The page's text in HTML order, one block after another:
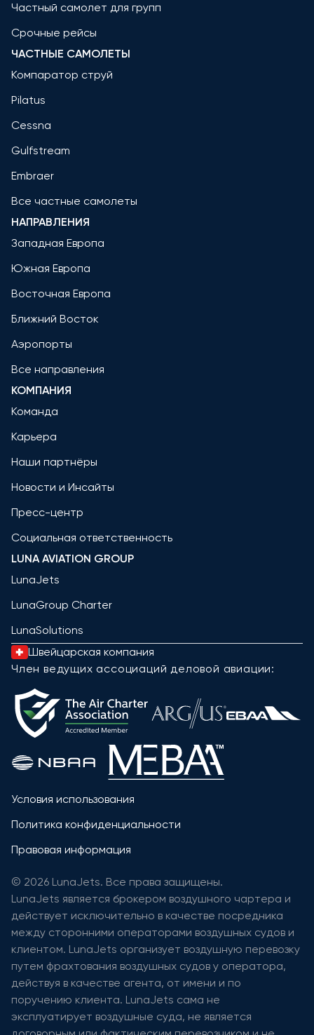
Частный самолет для групп
Срочные рейсы
ЧАСТНЫЕ САМОЛЕТЫ
Компаратор струй
Pilatus
Cessna
Gulfstream
Embraer
Все частные самолеты
НАПРАВЛЕНИЯ
Западная Европа
Южная Европа
Восточная Европа
Ближний Восток
Аэропорты
Все направления
КОМПАНИЯ
Команда
Карьера
Наши партнёры
Новости и Инсайты
Пресс-центр
Социальная ответственность
LUNA AVIATION GROUP
LunaJets
LunaGroup Charter
LunaSolutions
Швейцарская компания
Член ведущих ассоциаций деловой авиации:
Условия использования
Политика конфиденциальности
Правовая информация
© 2026 LunaJets. Все права защищены.
LunaJets является брокером воздушного чартера и
действует исключительно в качестве посредника
между сторонними операторами воздушных судов и
клиентом. LunaJets организует воздушную перевозку
путем фрахтования воздушных судов у оператора,
действуя в качестве агента, от имени и по
поручению клиента. LunaJets сама не
эксплуатирует воздушные суда, не является